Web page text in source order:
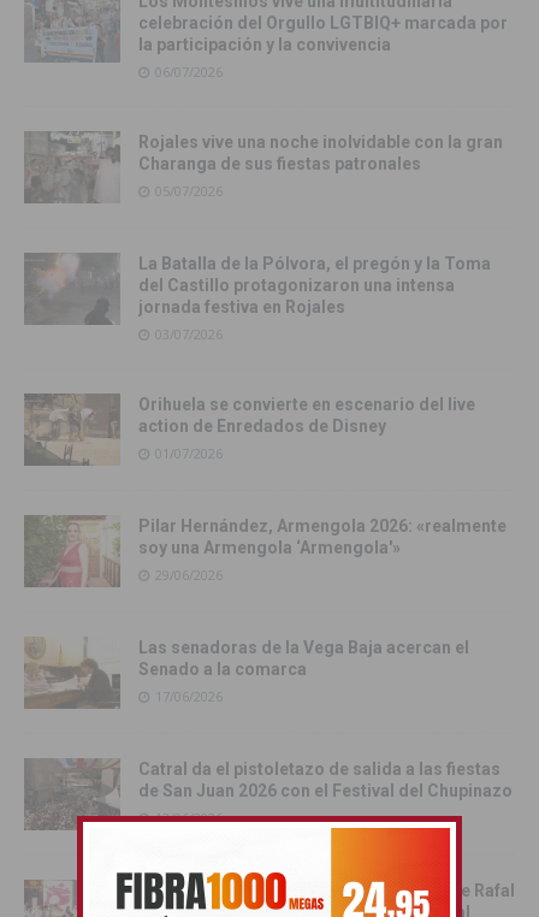
celebración del Orgullo LGTBIQ+ marcada por
la participación y la convivencia
06/07/2026
Rojales vive una noche inolvidable con la gran
Charanga de sus fiestas patronales
05/07/2026
La Batalla de la Pólvora, el pregón y la Toma
del Castillo protagonizaron una intensa
jornada festiva en Rojales
03/07/2026
Orihuela se convierte en escenario del live
action de Enredados de Disney
01/07/2026
Pilar Hernández, Armengola 2026: «realmente
soy una Armengola ‘Armengola'»
29/06/2026
Las senadoras de la Vega Baja acercan el
Senado a la comarca
17/06/2026
Catral da el pistoletazo de salida a las fiestas
de San Juan 2026 con el Festival del Chupinazo
13/06/2026
Rafal celebra la tercera edición del Día de Rafal
con historia, cultura y convivencia vecinal